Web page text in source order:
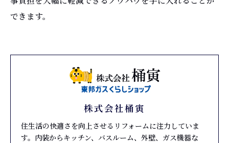
できます。
株式会社桶寅
住生活の快適さを向上させるリフォームに注力していま
す。内装からキッチン、バスルーム、外壁、ガス機器な